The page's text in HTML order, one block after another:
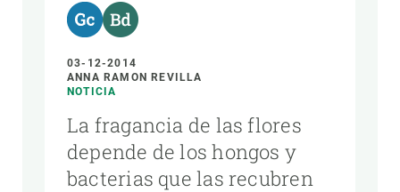
03-12-2014
ANNA RAMON REVILLA
NOTICIA
La fragancia de las flores
depende de los hongos y
bacterias que las recubren